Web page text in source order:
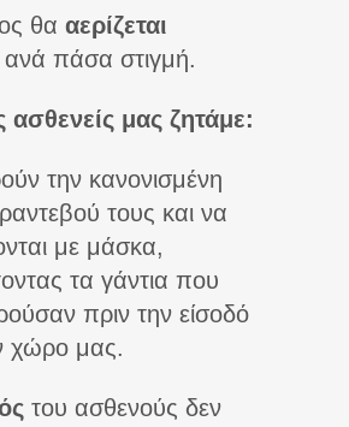
θα αερίζεται
πάσα στιγμή.
μας ζητάμε:
την κανονισμένη
τους και να
με μάσκα,
τα γάντια που
πριν την είσοδό
χώρο μας.
του ασθενούς δεν